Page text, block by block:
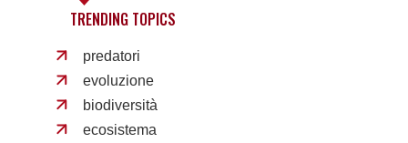
TRENDING TOPICS
predatori
evoluzione
biodiversità
ecosistema